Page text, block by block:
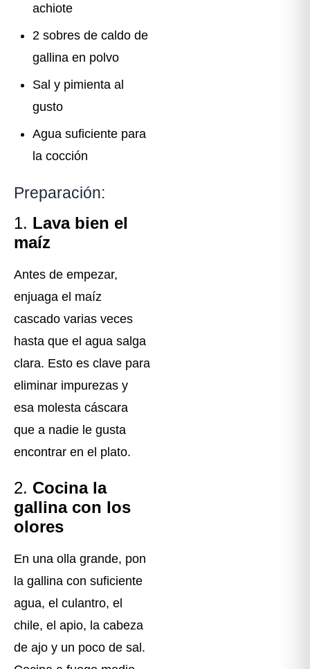
achiote
2 sobres de caldo de
gallina en polvo
Sal y pimienta al
gusto
Agua suficiente para
la cocción
Preparación:
1. Lava bien el
maíz
Antes de empezar,
enjuaga el maíz
cascado varias veces
hasta que el agua salga
clara. Esto es clave para
eliminar impurezas y
esa molesta cáscara
que a nadie le gusta
encontrar en el plato.
2. Cocina la
gallina con los
olores
En una olla grande, pon
la gallina con suficiente
agua, el culantro, el
chile, el apio, la cabeza
de ajo y un poco de sal.